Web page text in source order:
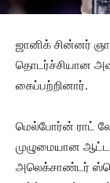
ஜானிக் சின்னர்
தொடர்ச்சியான
கைப்பற்றினார்.
மெல்போர்ன் ராட்
முழுமையான
அலெக்சாண்டர்